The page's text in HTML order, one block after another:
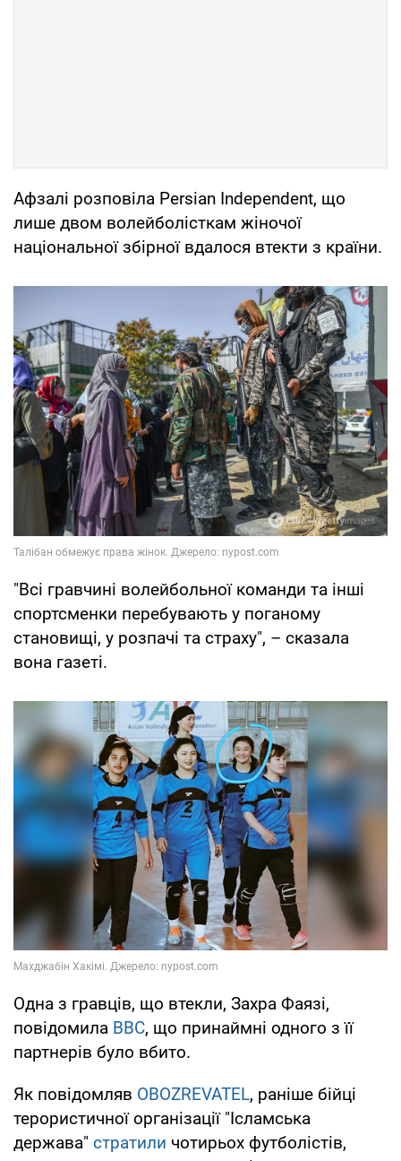
Афзалі розповіла Persian Independent, що
лише двом волейболісткам жіночої
національної збірної вдалося втекти з країни.
"Всі гравчині волейбольної команди та інші
спортсменки перебувають у поганому
становищі, у розпачі та страху", – сказала
вона газеті.
Одна з гравців, що втекли, Захра Фаязі,
повідомила BBC, що принаймні одного з її
партнерів було вбито.
Як повідомляв OBOZREVATEL, раніше бійці
терористичної організації "Ісламська
держава" стратили чотирьох футболістів,